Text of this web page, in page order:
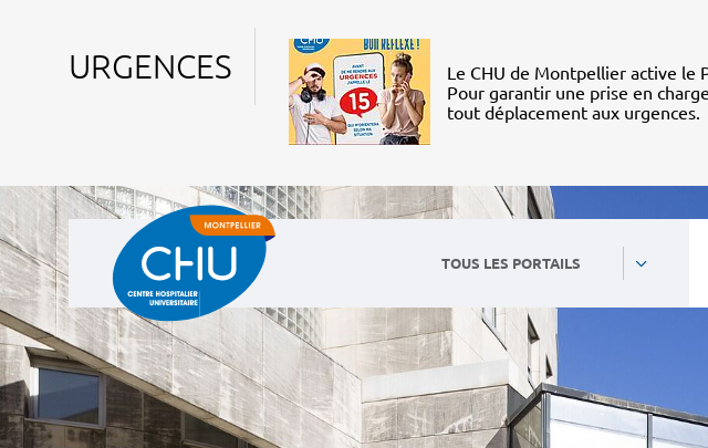
URGENCES
Le CHU de Montpellier active le
Pour garantir une prise en
tout déplacement aux urgences.
TOUS LES PORTAILS